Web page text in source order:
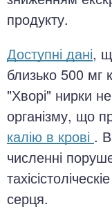
продукту.
Доступні дані,
близько 500 мг
"Хворі" нирки
організму, що
калію в крові .
численні
серця.